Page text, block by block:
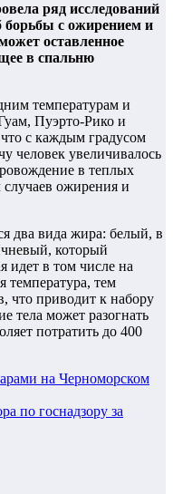
ряд исследований
борьбы с ожирением и
оставленное
в спальню
температурам и
Пуэрто-Рико и
с каждым градусом
человек увеличивалось
в теплых
ожирения и
два вида жира: белый, в
который
идет в том числе на
тем
что приводит к набору
тела может разогнать
потратить до 400
на Черноморском
по госнадзору за